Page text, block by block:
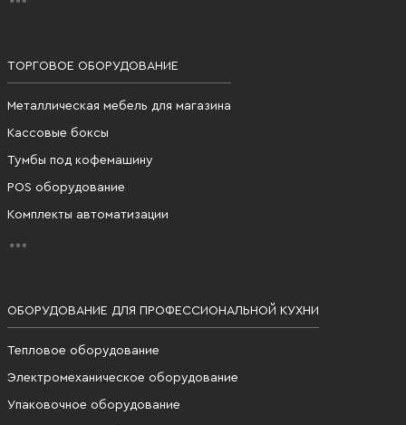
ТОРГОВОЕ ОБОРУДОВАНИЕ
Металлическая мебель для магазина
Кассовые боксы
Тумбы под кофемашину
POS оборудование
Комплекты автоматизации
ОБОРУДОВАНИЕ ДЛЯ ПРОФЕССИОНАЛЬНОЙ КУХНИ
Тепловое оборудование
Электромеханическое оборудование
Упаковочное оборудование